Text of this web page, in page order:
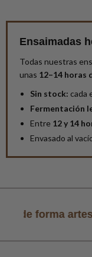
Ensaimadas
Todas nuestras
unas 12–14 horas
Sin stock: cada
Fermentación
Entre 12 y 14
Envasado al
Todos